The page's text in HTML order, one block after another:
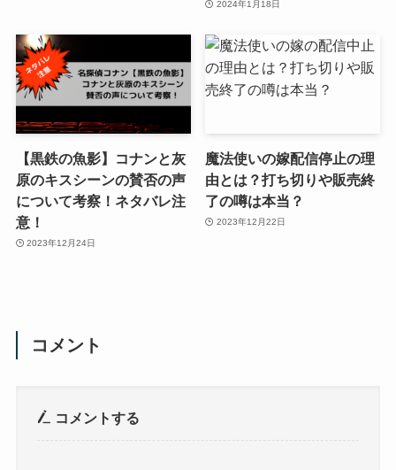
2024年1月18日
【黒鉄の魚影】コナンと灰
原のキスシーンの賛否の声
について考察！ネタバレ注
意！
2023年12月24日
魔法使いの嫁配信停止の理
由とは？打ち切りや販売終
了の噂は本当？
2023年12月22日
コメント
コメントする